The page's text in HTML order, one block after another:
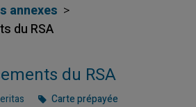
annexes
du RSA
du RSA
Carte prépayée